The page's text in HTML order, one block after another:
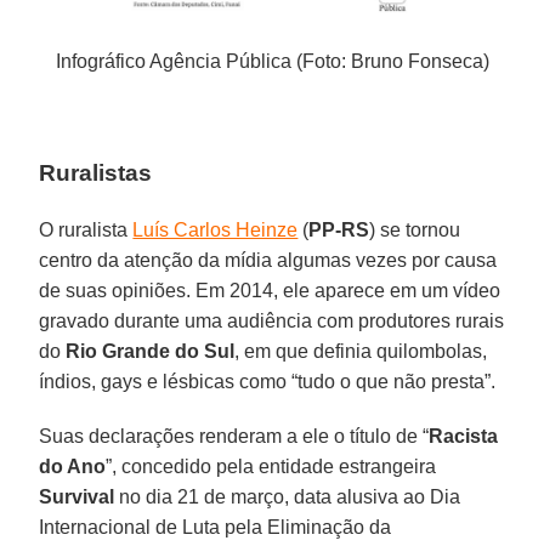
Infográfico Agência Pública (Foto: Bruno Fonseca)
Ruralistas
O ruralista Luís Carlos Heinze (PP-RS) se tornou
centro da atenção da mídia algumas vezes por causa
de suas opiniões. Em 2014, ele aparece em um vídeo
gravado durante uma audiência com produtores rurais
do Rio Grande do Sul , em que definia quilombolas,
índios, gays e lésbicas como “tudo o que não presta”.
Suas declarações renderam a ele o título de “Racista
do Ano”, concedido pela entidade estrangeira
Survival no dia 21 de março, data alusiva ao Dia
Internacional de Luta pela Eliminação da